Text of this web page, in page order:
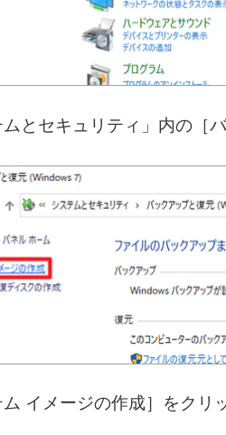
ムとセキュリティ」内の［
ム イメージの作成］をクリ